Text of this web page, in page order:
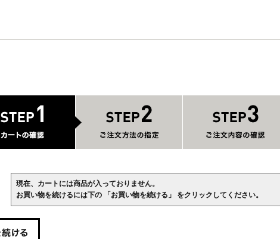
現在、カートには商品が入っておりません。
お買い物を続けるには下の 「お買い物を続ける」 をクリックしてください。